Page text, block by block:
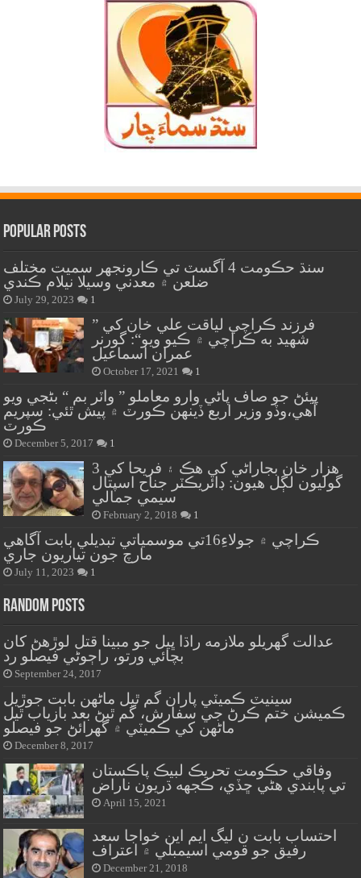
Popular Posts
سنڌ حڪومت 4 آگسٽ تي ڪارونجهر سميت مختلف
ضلعن ۾ معدني وسيلا نيلام ڪندي
July 29, 2023 1
” فرزند ڪراچي لياقت علي خان کي
شهيد به ڪراچي ۾ ڪيو ويو“: گورنر
عمران اسماعيل
October 17, 2021 1
پيئڻ جو صاف پاڻي وارو معاملو ” واٽر بم “ بڻجي ويو
آهي،وڏو وزير اربع ڏينهن ڪورٽ ۾ پيش ٿئي: سپريم
ڪورٽ
December 5, 2017 1
هزار خان بجاراڻي کي هڪ ۽ فريحا کي 3
گوليون لڳل هيون: ڊائريڪٽر جناح اسپتال
سيمي جمالي
February 2, 2018 1
ڪراچي ۾ جولاءِ16تي موسمياتي تبديلي بابت آگاهي
مارچ جون تياريون جاري
July 11, 2023 1
Random Posts
عدالت گهريلو ملازمه راڌا ڀيل جو مبينا قتل لوڙهڻ کان
بچائي ورتو، راڄوڻي فيصلو رد
September 24, 2017
سينيٽ ڪميٽي پاران گم ٿيل ماڻهن بابت جوڙيل
ڪميشن ختم ڪرڻ جي سفارش، گم ٿيڻ بعد بازياب ٿيل
ماڻهن کي ڪميٽي ۾ گهرائڻ جو فيصلو
December 8, 2017
وفاقي حڪومت تحريڪ لبيڪ پاڪستان
تي پابندي هڻي ڇڏي، ڪجهه ڌريون ناراض
April 15, 2021
احتساب بابت ن ليگ ايم اين خواجا سعد
رفيق جو قومي اسيمبلي ۾ اعتراف
December 21, 2018